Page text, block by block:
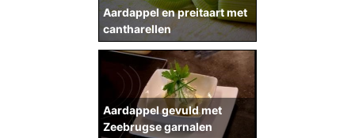
Aardappel en preitaart met
cantharellen
Aardappel gevuld met
Zeebrugse garnalen